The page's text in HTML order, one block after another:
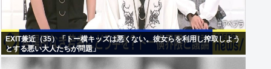
EXIT兼近（35）「トー横キッズは悪くない。彼女らを利用し搾取しよう
とする悪い大人たちが問題」